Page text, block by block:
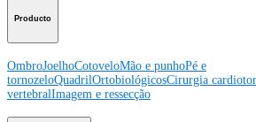
Producto
OmbroJoelhoCotoveloMão e punhoPé e
tornozeloQuadrilOrtobiológicosCirurgia
vertebralImagem e ressecção